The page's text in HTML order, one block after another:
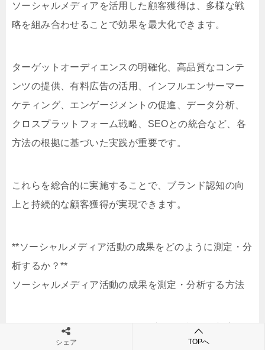
ソーシャルメディアを活用した顧客獲得は、多様な戦
略を組み合わせることで効果を最大化できます。
ターゲットオーディエンスの明確化、高品質なコンテ
ンツの提供、有料広告の活用、インフルエンサーマー
ケティング、エンゲージメントの促進、データ分析、
クロスプラットフォーム戦略、SEOとの統合など、各
方法の根拠に基づいた実践が重要です。
これらを総合的に実施することで、ブランド認知の向
上と持続的な顧客獲得が実現できます。
**ソーシャルメディア活動の成果をどのように測定・分
析するか？**
ソーシャルメディア活動の成果を測定・分析する方法
ソーシャルメディアを活用してブランド認知や顧客獲
得を図る際、その活動の成果を的確に測定・分析する
シェア TOPへ